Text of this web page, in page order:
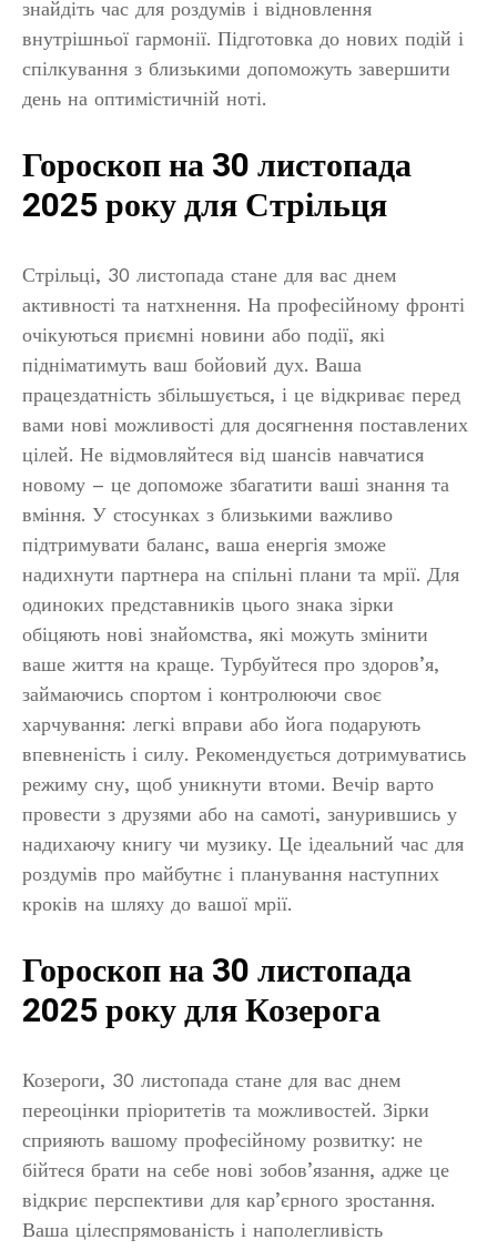
знайдіть час для роздумів і відновлення
внутрішньої гармонії. Підготовка до нових подій і
спілкування з близькими допоможуть завершити
день на оптимістичній ноті.
Гороскоп на 30 листопада
2025 року для Стрільця
Стрільці, 30 листопада стане для вас днем
активності та натхнення. На професійному фронті
очікуються приємні новини або події, які
підніматимуть ваш бойовий дух. Ваша
працездатність збільшується, і це відкриває перед
вами нові можливості для досягнення поставлених
цілей. Не відмовляйтеся від шансів навчатися
новому – це допоможе збагатити ваші знання та
вміння. У стосунках з близькими важливо
підтримувати баланс, ваша енергія зможе
надихнути партнера на спільні плани та мрії. Для
одиноких представників цього знака зірки
обіцяють нові знайомства, які можуть змінити
ваше життя на краще. Турбуйтеся про здоров’я,
займаючись спортом і контролюючи своє
харчування: легкі вправи або йога подарують
впевненість і силу. Рекомендується дотримуватись
режиму сну, щоб уникнути втоми. Вечір варто
провести з друзями або на самоті, занурившись у
надихаючу книгу чи музику. Це ідеальний час для
роздумів про майбутнє і планування наступних
кроків на шляху до вашої мрії.
Гороскоп на 30 листопада
2025 року для Козерога
Козероги, 30 листопада стане для вас днем
переоцінки пріоритетів та можливостей. Зірки
сприяють вашому професійному розвитку: не
бійтеся брати на себе нові зобов’язання, адже це
відкриє перспективи для кар’єрного зростання.
Ваша цілеспрямованість і наполегливість